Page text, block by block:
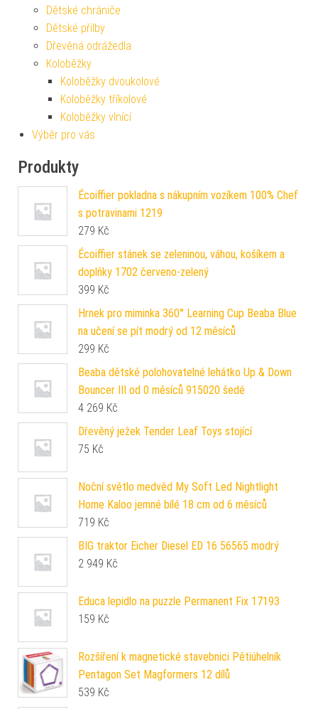
Dětské chrániče
Dětské přilby
Dřevěná odrážedla
Koloběžky
Koloběžky dvoukolové
Koloběžky tříkolové
Koloběžky vlnící
Výběr pro vás
Produkty
Écoiffier pokladna s nákupním vozíkem 100% Chef
s potravinami 1219
279 Kč
Écoiffier stánek se zeleninou, váhou, košíkem a
doplňky 1702 červeno-zelený
399 Kč
Hrnek pro miminka 360° Learning Cup Beaba Blue
na učení se pít modrý od 12 měsíců
299 Kč
Beaba dětské polohovatelné lehátko Up & Down
Bouncer III od 0 měsíců 915020 šedé
4 269 Kč
Dřevěný ježek Tender Leaf Toys stojící
75 Kč
Noční světlo medvěd My Soft Led Nightlight
Home Kaloo jemné bílé 18 cm od 6 měsíců
719 Kč
BIG traktor Eicher Diesel ED 16 56565 modrý
2 949 Kč
Educa lepidlo na puzzle Permanent Fix 17193
159 Kč
Rozšíření k magnetické stavebnici Pětiúhelník
Pentagon Set Magformers 12 dílů
539 Kč